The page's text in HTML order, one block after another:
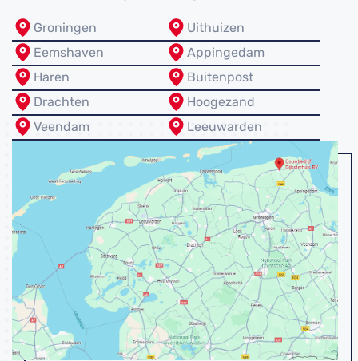
Groningen
Eemshaven
Haren
Drachten
Veendam
Uithuizen
Appingedam
Buitenpost
Hoogezand
Leeuwarden